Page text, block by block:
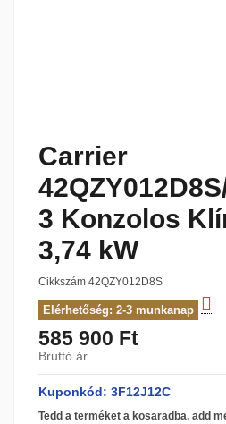
Carrier
3 Konzolos
3,74 kW
Cikkszám 42QZY012D8S
Elérhetőség: 2-3 munkanap
585 900 Ft
Bruttó ár
Kuponkód: 3F12J12C
Tedd a terméket a kosaradba, add